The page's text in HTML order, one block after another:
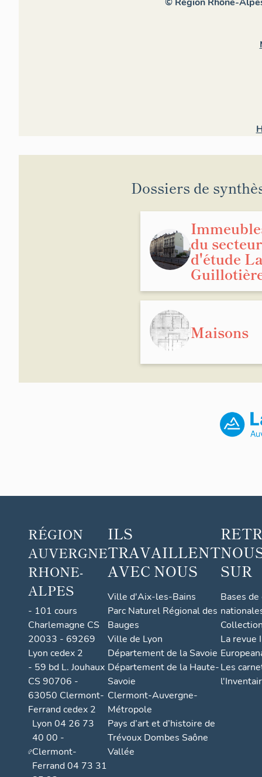
Dossiers de
du secteur
d'étude
Maisons
RÉGION
AUVERGNE
RHONE-
ALPES
- 101 cours
Charlemagne CS
20033 - 69269
Lyon cedex 2
- 59 bd L. Jouhaux
CS 90706 -
63050 Clermont-
Ferrand cedex 2
Lyon 04 26 73
40 00 -
Clermont-
Ferrand 04 73 31
ILS
TRAVAILLENT
AVEC NOUS
Ville d'Aix-les-Bains
Parc Naturel Régional des
Bauges
Ville de Lyon
Département de la Savoie
Département de la Haute-
Savoie
Clermont-Auvergne-
Métropole
Pays d’art et d’histoire de
Trévoux Dombes Saône
Vallée
SUR
Bases
La revue
Les